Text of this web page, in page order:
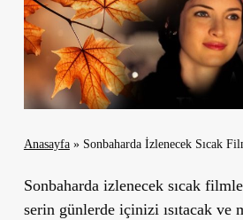
Anasayfa» Sonbaharda İzlenecek Sıcak
Sonbaharda izlenecek sıcak
serin günlerde içinizi ısıtacak ve